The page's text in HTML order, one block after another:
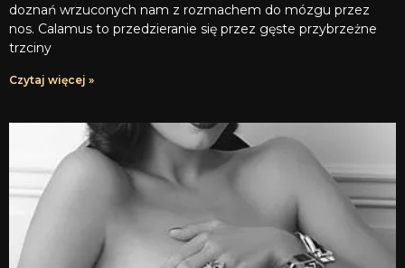
doznań wrzuconych nam z rozmachem do mózgu przez
nos. Calamus to przedzieranie się przez gęste przybrzeżne
trzciny
Czytaj więcej »